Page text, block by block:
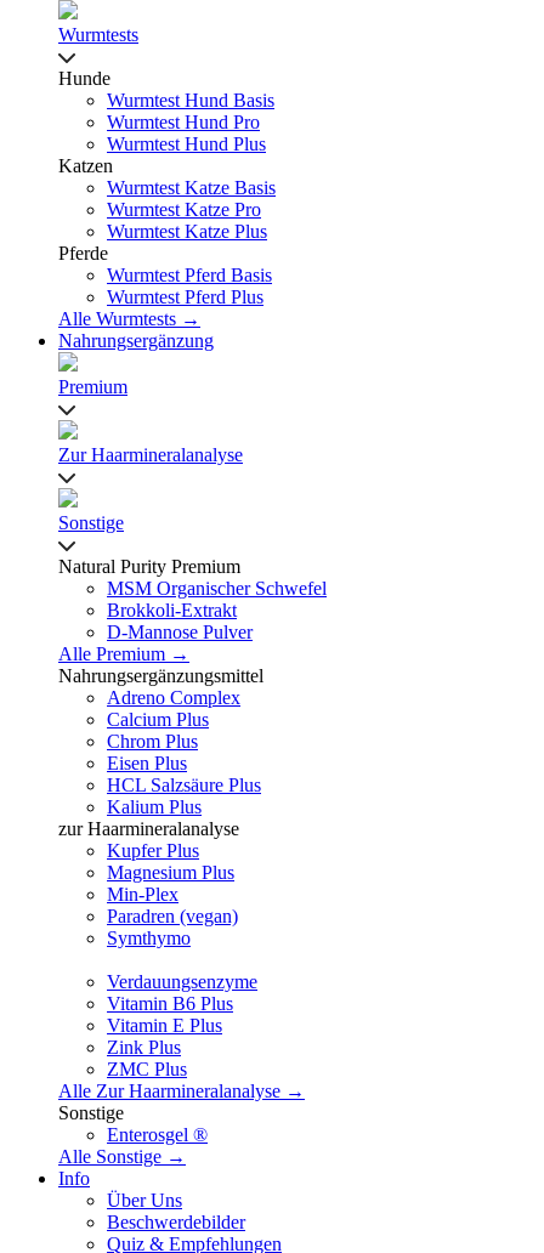
Wurmtests
Hunde
Wurmtest Hund Basis
Wurmtest Hund Pro
Wurmtest Hund Plus
Katzen
Wurmtest Katze Basis
Wurmtest Katze Pro
Wurmtest Katze Plus
Pferde
Wurmtest Pferd Basis
Wurmtest Pferd Plus
Alle Wurmtests →
Nahrungsergänzung
Premium
Zur Haarmineralanalyse
Sonstige
Natural Purity Premium
MSM Organischer Schwefel
Brokkoli-Extrakt
D-Mannose Pulver
Alle Premium →
Nahrungsergänzungsmittel
Adreno Complex
Calcium Plus
Chrom Plus
Eisen Plus
HCL Salzsäure Plus
Kalium Plus
zur Haarmineralanalyse
Kupfer Plus
Magnesium Plus
Min-Plex
Paradren (vegan)
Symthymo
Verdauungsenzyme
Vitamin B6 Plus
Vitamin E Plus
Zink Plus
ZMC Plus
Alle Zur Haarmineralanalyse →
Sonstige
Enterosgel ®
Alle Sonstige →
Info
Über Uns
Beschwerdebilder
Quiz & Empfehlungen